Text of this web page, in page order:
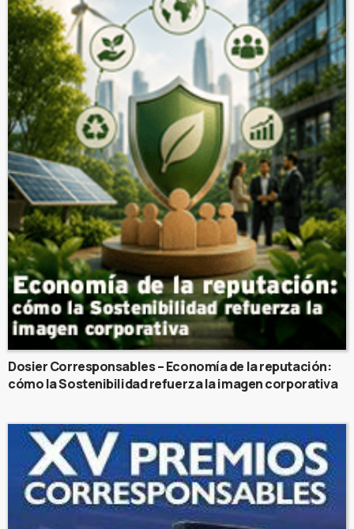
Dosier Corresponsables – Economía de la reputación:
cómo la Sostenibilidad refuerza la imagen corporativa